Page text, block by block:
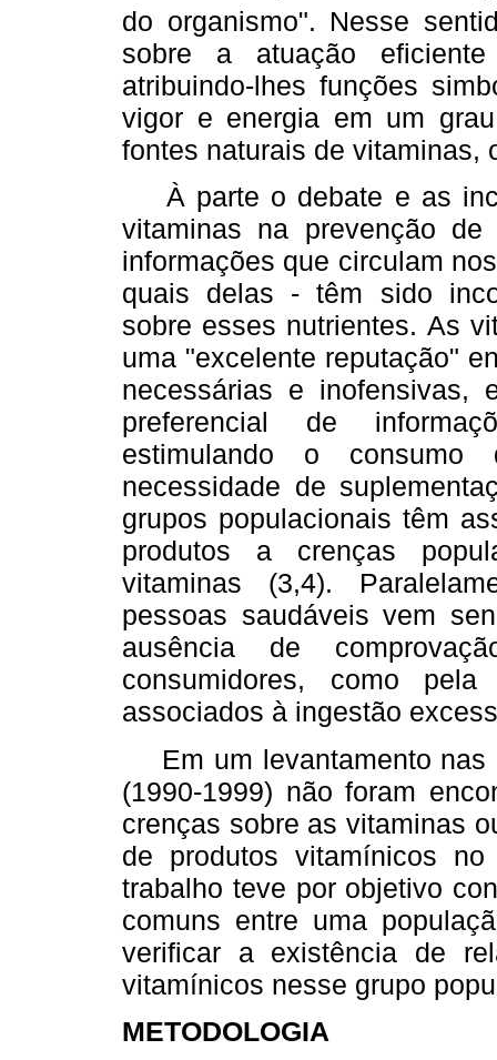
do organismo". Nesse
sobre a atuação
atribuindo-lhes funções
vigor e energia em um
fontes naturais de vitaminas,
À parte o debate e as
vitaminas na prevenção
informações que circulam
quais delas - têm sido
sobre esses nutrientes. As
uma "excelente reputação"
necessárias e inofensivas,
preferencial de
estimulando o
necessidade de
grupos populacionais têm
produtos a crenças
vitaminas (3,4).
pessoas saudáveis vem
ausência de
consumidores, como
associados à ingestão
Em um levantamento nas
(1990-1999) não foram
crenças sobre as vitaminas
de produtos vitamínicos
trabalho teve por objetivo
comuns entre uma
verificar a existência de
vitamínicos nesse grupo
METODOLOGIA